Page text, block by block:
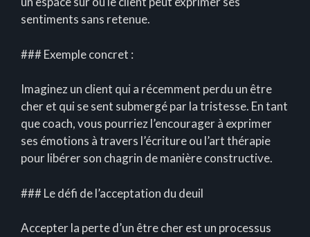
sentiments sans retenue.
### Exemple concret :
Imaginez un client qui a récemment perdu un être
cher et qui se sent submergé par la tristesse. En tant
que coach, vous pourriez l’encourager à exprimer
ses émotions à travers l’écriture ou l’art thérapie
pour libérer son chagrin de manière constructive.
### Le défi de l’acceptation du deuil
Accepter la perte d’un être cher est un processus